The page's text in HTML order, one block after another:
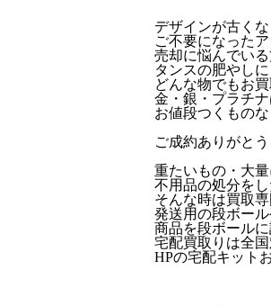
デザインが古く
ご不要になった
売却に悩んでい
タンスの肥やし
どんな物でもお
金・銀・プラチ
お値段つくもの
ご成約ありがとう
重たいもの・大
不用品の処分を
そんな時は買取
発送用の段ボー
商品を段ボール
宅配買取りは全国
HPの宅配キット